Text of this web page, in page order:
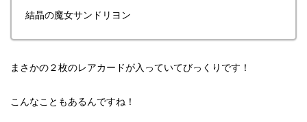
結晶の魔女サンドリヨン
まさかの２枚のレアカードが入っていてびっくりです！
こんなこともあるんですね！